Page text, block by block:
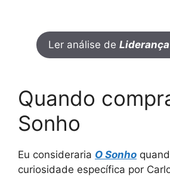
Ler análise de
Quando
Sonho
Eu consideraria O Sonho
curiosidade específica por